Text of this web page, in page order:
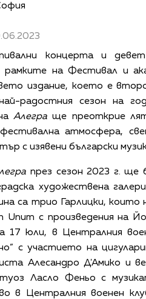
концерта и
на Фестивал и
издание, което е
радостния сезон на
Алеграще преоткрие
атмосфера,
с изявени български
през сезон 2023 г. ще
художествена
са трио Гарлицки,
Unum с произведения на
17 юли, в Централния
с участието на
Алесандро Д'Амико и
Ласло Феньо с
в Централния военен